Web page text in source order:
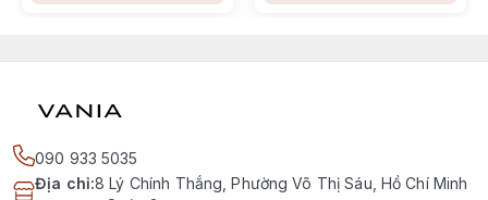
090 933 5035
Địa chỉ:8 Lý Chính Thắng, Phường Võ Thị Sáu, Hồ Chí Minh